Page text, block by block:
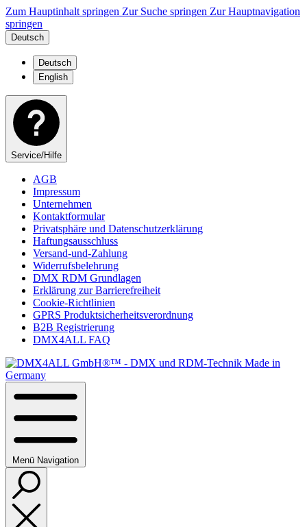
Zum Hauptinhalt springen Zur Suche springen Zur Hauptnavigation
springen
Deutsch
Deutsch
English
Service/Hilfe
AGB
Impressum
Unternehmen
Kontaktformular
Privatsphäre und Datenschutzerklärung
Haftungsausschluss
Versand-und-Zahlung
Widerrufsbelehrung
DMX RDM Grundlagen
Erklärung zur Barrierefreiheit
Cookie-Richtlinien
GPRS Produktsicherheitsverordnung
B2B Registrierung
DMX4ALL FAQ
Menü Navigation